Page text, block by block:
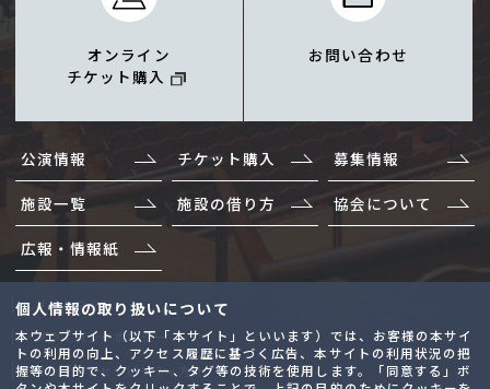
個人情報の取り扱いについて
本ウェブサイト（以下「本サイト」といいます）では、お客様の本サイ
トの利用の向上、アクセス履歴に基づく広告、本サイトの利用状況の把
握等の目的で、クッキー、タグ等の技術を使用します。「同意する」ボ
オンライン
チケット購入
お問い合わせ
公演情報 チケット購入 募集情報
施設一覧 施設の借り方 協会について
広報・情報紙
サイトマップ
プライバシーポリシー
ウェブアクセシビリティ方針